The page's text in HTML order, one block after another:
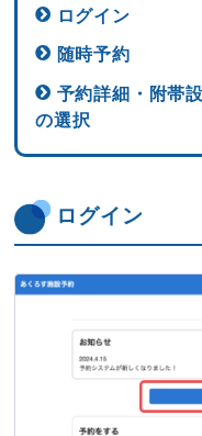
ログイン
随時予約
予約詳細・附帯
の選択
ログイン